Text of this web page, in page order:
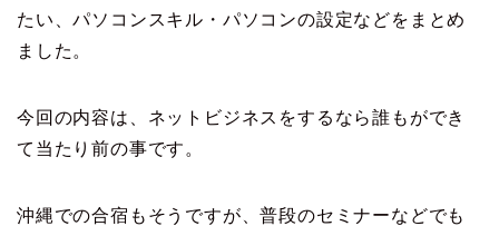
たい、パソコンスキル・パソコンの設定などをまとめ
ました。
今回の内容は、ネットビジネスをするなら誰もができ
て当たり前の事です。
沖縄での合宿もそうですが、普段のセミナーなどでも